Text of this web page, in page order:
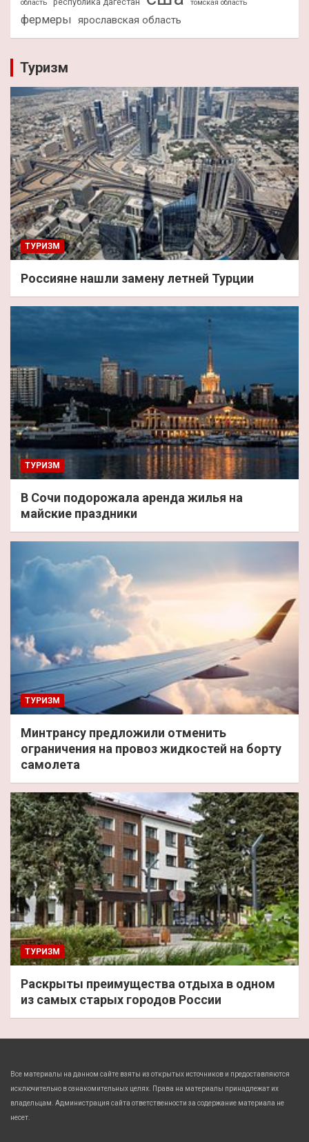
область томская область
фермеры ярославская область
Туризм
ТУРИЗМ
Россияне нашли замену летней Турции
ТУРИЗМ
В Сочи подорожала аренда жилья на
майские праздники
ТУРИЗМ
Минтрансу предложили отменить
ограничения на провоз жидкостей на борту
самолета
ТУРИЗМ
Раскрыты преимущества отдыха в одном
из самых старых городов России
Все материалы на данном сайте взяты из открытых источников и предоставляются
исключительно в ознакомительных целях. Права на материалы принадлежат их
владельцам. Администрация сайта ответственности за содержание материала не
несет.